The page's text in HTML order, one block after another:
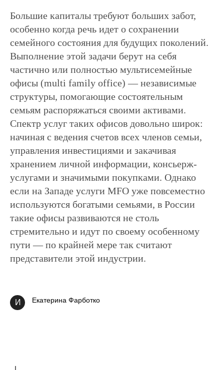
Большие капиталы требуют больших забот,
особенно когда речь идет о сохранении
семейного состояния для будущих поколений.
Выполнение этой задачи берут на себя
частично или полностью мультисемейные
офисы (multi family office) — независимые
структуры, помогающие состоятельным
семьям распоряжаться своими активами.
Спектр услуг таких офисов довольно широк:
начиная с ведения счетов всех членов семьи,
управления инвестициями и закачивая
хранением личной информации, консьерж-
услугами и значимыми покупками. Однако
если на Западе услуги MFO уже повсеместно
используются богатыми семьями, в России
такие офисы развиваются не столь
стремительно и идут по своему особенному
пути — по крайней мере так считают
представители этой индустрии.
И Екатерина Фарботко